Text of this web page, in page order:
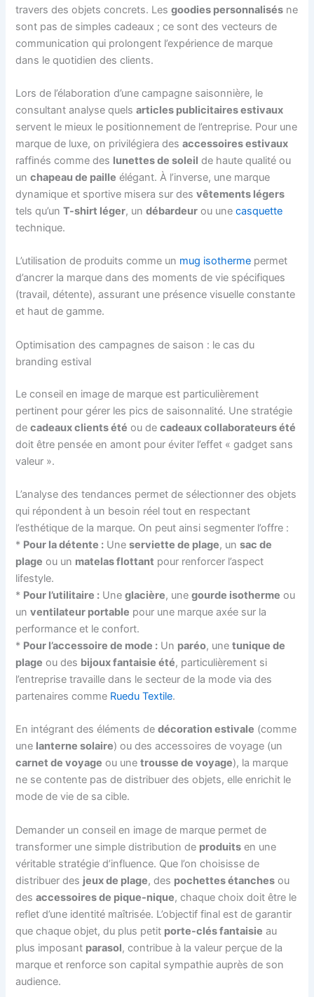
travers des objets concrets. Lesgoodies personnalisés ne
sont pas de simples cadeaux ; ce sont des vecteurs de
communication qui prolongent l’expérience de marque
dans le quotidien des clients.
Lors de l’élaboration d’une campagne saisonnière, le
consultant analyse quelsarticles publicitaires estivaux
servent le mieux le positionnement de l’entreprise. Pour une
marque de luxe, on privilégiera desaccessoires estivaux
raffinés comme des lunettes de soleil de haute qualité ou
unchapeau de paille élégant. À l’inverse, une marque
dynamique et sportive misera sur desvêtements légers
tels qu’unT-shirt léger, undébardeur ou unecasquette
technique.
L’utilisation de produits comme un mug isotherme permet
d’ancrer la marque dans des moments de vie spécifiques
(travail, détente), assurant une présence visuelle constante
et haut de gamme.
Optimisation des campagnes de saison : le cas du
branding estival
Le conseil en image de marque est particulièrement
pertinent pour gérer les pics de saisonnalité. Une stratégie
decadeaux clients été ou decadeaux collaborateurs été
doit être pensée en amont pour éviter l’effet « gadget sans
valeur ».
L’analyse des tendances permet de sélectionner des objets
qui répondent à un besoin réel tout en respectant
l’esthétique de la marque. On peut ainsi segmenter l’offre :
* Pour la détente : Uneserviette de plage, unsac de
plage ou un matelas flottant pour renforcer l’aspect
lifestyle.
* Pour l’utilitaire : Uneglacière, unegourde isotherme ou
unventilateur portable pour une marque axée sur la
performance et le confort.
* Pour l’accessoire de mode : Un paréo, unetunique de
plage ou des bijoux fantaisie été, particulièrement si
l’entreprise travaille dans le secteur de la mode via des
partenaires comme Ruedu Textile.
En intégrant des éléments dedécoration estivale (comme
une lanterne solaire) ou des accessoires de voyage (un
carnet de voyage ou unetrousse de voyage), la marque
ne se contente pas de distribuer des objets, elle enrichit le
mode de vie de sa cible.
Demander un conseil en image de marque permet de
transformer une simple distribution de produits en une
véritable stratégie d’influence. Que l’on choisisse de
distribuer des jeux de plage, des pochettes étanches ou
desaccessoires de pique-nique, chaque choix doit être le
reflet d’une identité maîtrisée. L’objectif final est de garantir
que chaque objet, du plus petit porte-clés fantaisie au
plus imposant parasol, contribue à la valeur perçue de la
marque et renforce son capital sympathie auprès de son
audience.